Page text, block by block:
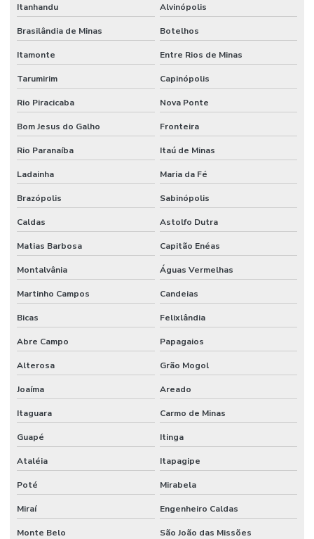
Tomada De Força Para Bomba Hidráulica Em Minas Gerais
Usinagem De Metais
Usinagem De Nylon Sob Medida
Válvula Para Sistema Hidráulico
Válvula Reguladora De Fluxo
Válvula Segurança
Válvula Solenoide
Vedações Chevron Em Minas Gerais
Vedações Chevron Hidráulicas
Venda De Filtro Hidráulico
Venda De Junta Universal Para Máquinas
Venda De Manômetro De Pressão Em Minas Gerais
Venda De Orbitrol Em Minas Gerais
Venda De Retentores Em Minas Gerais
Venda De Solenóide Hidráulico
Itanhandu Alvinópolis
Brasilândia de Minas Botelhos
Itamonte Entre Rios de Minas
Tarumirim Capinópolis
Rio Piracicaba Nova Ponte
Bom Jesus do Galho Fronteira
Rio Paranaíba Itaú de Minas
Ladainha Maria da Fé
Brazópolis Sabinópolis
Caldas Astolfo Dutra
Matias Barbosa Capitão Enéas
Montalvânia Águas Vermelhas
Martinho Campos Candeias
Bicas Felixlândia
Abre Campo Papagaios
Alterosa Grão Mogol
Joaíma Areado
Itaguara Carmo de Minas
Guapé Itinga
Ataléia Itapagipe
Poté Mirabela
Miraí Engenheiro Caldas
Monte Belo São João das Missões